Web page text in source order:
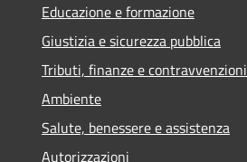
Educazione e formazione
Giustizia e sicurezza pubblica
Tributi, finanze e contravvenzioni
Ambiente
Salute, benessere e assistenza
Autorizzazioni